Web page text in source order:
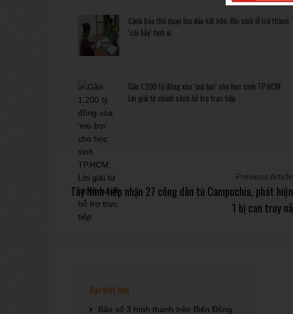
Cảnh báo thủ đoạn lừa đảo kết hôn: Khi sính lễ trở thành
‘cái bẫy’ tinh vi
Gần 1.200 tỷ đồng xóa ‘mù bơi’ cho học sinh TP.HCM:
Lời giải từ chính sách hỗ trợ trực tiếp
Previous Article
Tây Ninh tiếp nhận 27 công dân từ Campuchia, phát hiện
1 bị can truy nã
Bài viết mới
Bão số 3 hình thành trên Biển Đông: